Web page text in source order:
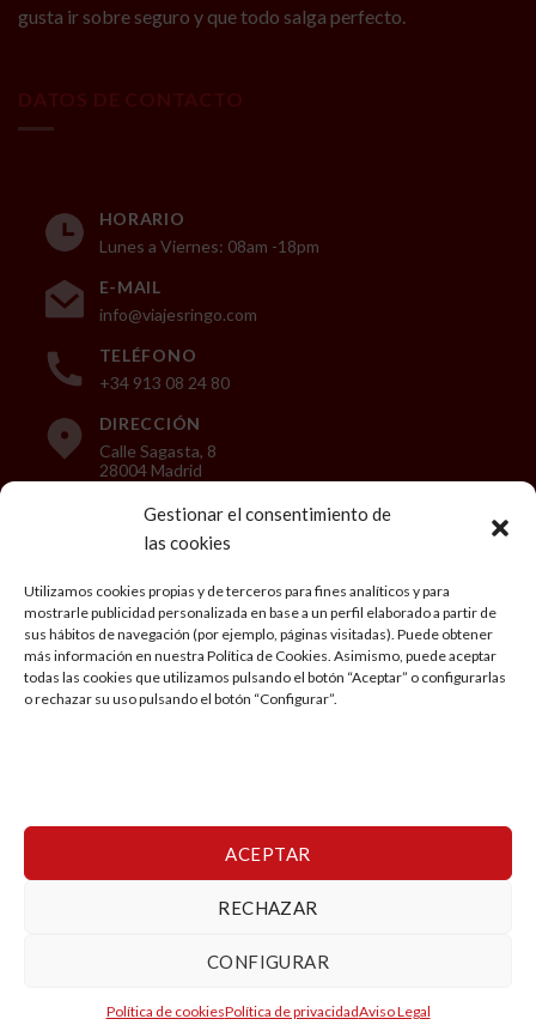
Gestionar el consentimiento de
las cookies
Utilizamos cookies propias y de terceros para fines analíticos y para
mostrarle publicidad personalizada en base a un perfil elaborado a partir de
sus hábitos de navegación (por ejemplo, páginas visitadas). Puede obtener
más información en nuestra Política de Cookies. Asimismo, puede aceptar
todas las cookies que utilizamos pulsando el botón “Aceptar” o configurarlas
o rechazar su uso pulsando el botón “Configurar”.
ACEPTAR
RECHAZAR
CONFIGURAR
Política de cookiesPolítica de privacidadAviso Legal
gusta ir sobre seguro y que todo salga perfecto.
HORARIO
Lunes a Viernes: 08am -18pm
E-MAIL
info@viajesringo.com
TELÉFONO
+34 913 08 24 80
DIRECCIÓN
Calle Sagasta, 8
28004 Madrid
Aviso Legal
Política de privacidad
Condiciones generales de Viaje
se completará ningún pedido.Descartar